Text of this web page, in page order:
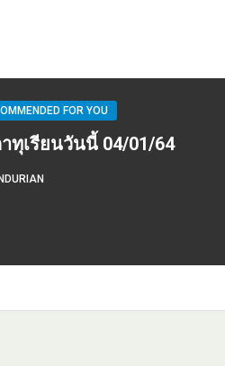
FOR YOU
ทุเรียนวันนี้ 04/01/64